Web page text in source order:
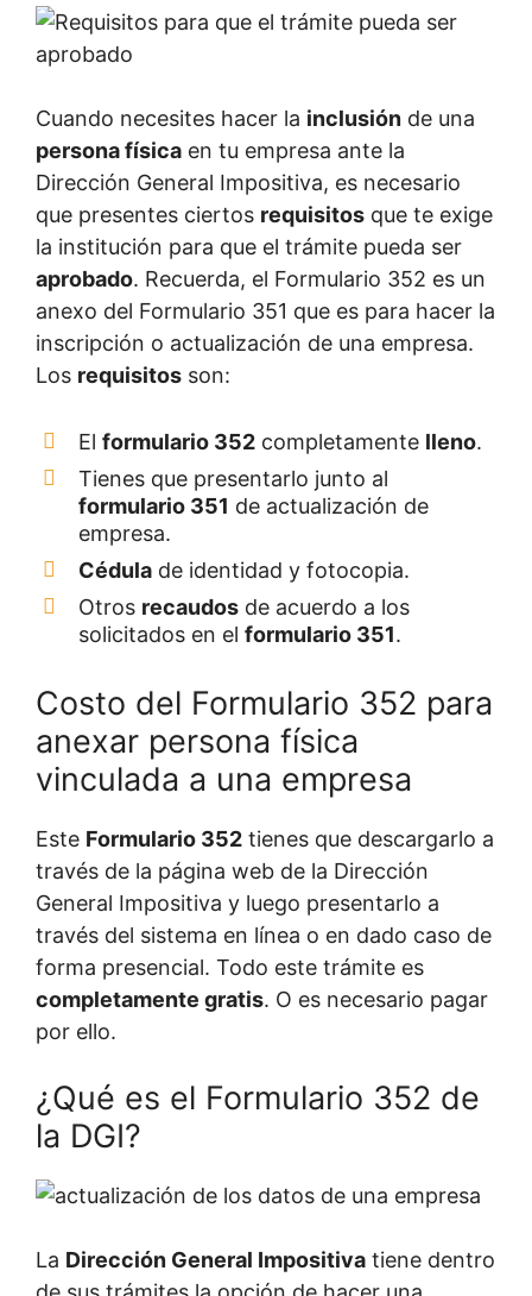
Cuando necesites hacer la inclusión de una
persona física en tu empresa ante la
Dirección General Impositiva, es necesario
que presentes ciertos requisitos que te exige
la institución para que el trámite pueda ser
aprobado. Recuerda, el Formulario 352 es un
anexo del Formulario 351 que es para hacer la
inscripción o actualización de una empresa.
Los requisitos son:
El formulario 352 completamente lleno.
Tienes que presentarlo junto al
formulario 351 de actualización de
empresa.
Cédula de identidad y fotocopia.
Otros recaudos de acuerdo a los
solicitados en el formulario 351.
Costo del Formulario 352 para
anexar persona física
vinculada a una empresa
Este Formulario 352 tienes que descargarlo a
través de la página web de la Dirección
General Impositiva y luego presentarlo a
través del sistema en línea o en dado caso de
forma presencial. Todo este trámite es
completamente gratis. O es necesario pagar
por ello.
¿Qué es el Formulario 352 de
la DGI?
La Dirección General Impositiva tiene dentro